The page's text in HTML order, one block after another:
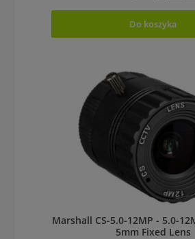
Do koszyka
Marshall CS-5.0-12MP - 5.0-
5mm Fixed Lens